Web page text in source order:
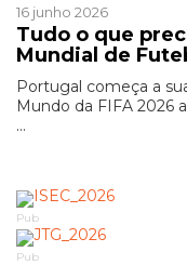
16 junho 2026
Tudo o que
Mundial de
Portugal começa a
Mundo da FIFA 2026
...
Pub
Pub